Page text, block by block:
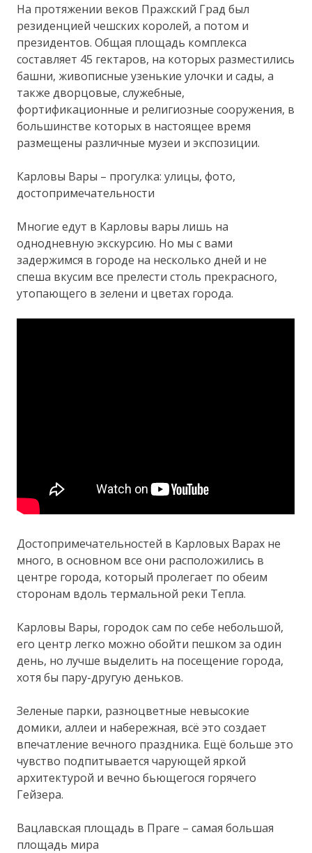
На протяжении веков Пражский Град был
резиденцией чешских королей, а потом и
президентов. Общая площадь комплекса
составляет 45 гектаров, на которых разместились
башни, живописные узенькие улочки и сады, а
также дворцовые, служебные,
фортификационные и религиозные сооружения, в
большинстве которых в настоящее время
размещены различные музеи и экспозиции.
Карловы Вары – прогулка: улицы, фото,
достопримечательности
Многие едут в Карловы вары лишь на
однодневную экскурсию. Но мы с вами
задержимся в городе на несколько дней и не
спеша вкусим все прелести столь прекрасного,
утопающего в зелени и цветах города.
Достопримечательностей в Карловых Варах не
много, в основном все они расположились в
центре города, который пролегает по обеим
сторонам вдоль термальной реки Тепла.
Карловы Вары, городок сам по себе небольшой,
его центр легко можно обойти пешком за один
день, но лучше выделить на посещение города,
хотя бы пару-другую деньков.
Зеленые парки, разноцветные невысокие
домики, аллеи и набережная, всё это создает
впечатление вечного праздника. Ещё больше это
чувство подпитывается чарующей яркой
архитектурой и вечно бьющегося горячего
Гейзера.
Вацлавская площадь в Праге – самая большая
площадь мира